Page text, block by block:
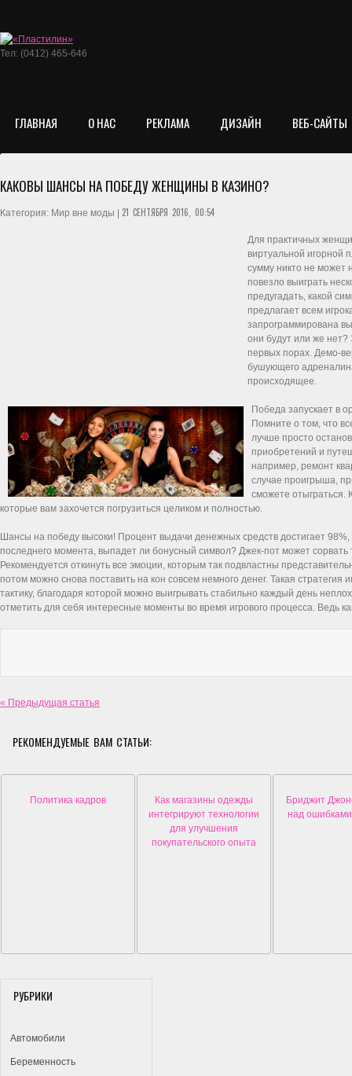
Тел: (0412) 465-646
ГЛАВНАЯ О НАС РЕКЛАМА ДИЗАЙН ВЕБ-САЙТЫ
КАКОВЫ ШАНСЫ НА ПОБЕДУ ЖЕНЩИНЫ В КАЗИНО?
Категория: Мир вне моды | 21 СЕНТЯБРЯ 2016, 00:54
Для практичных
виртуальной игорной
сумму никто не может
повезло выиграть
предугадать, какой
предлагает всем
запрограммирована
они будут или же
первых порах. Демо-
бушующего
происходящее.
Победа запускает в
Помните о том, что
лучше просто
приобретений и
например, ремонт
случае проигрыша,
сможете отыграться.
которые вам захочется погрузиться целиком и полностью.
Шансы на победу высоки! Процент выдачи денежных средств достигает 98%,
последнего момента, выпадет ли бонусный символ? Джек-пот может
Рекомендуется откинуть все эмоции, которым так подвластны
потом можно снова поставить на кон совсем немного денег. Такая
тактику, благодаря которой можно выигрывать стабильно каждый день
отметить для себя интересные моменты во время игрового процесса. Ведь
« Предыдущая статья
РЕКОМЕНДУЕМЫЕ ВАМ СТАТЬИ:
Политика кадров
Как магазины одежды
интегрируют технологии
для улучшения
покупательского опыта
Бриджит
над
РУБРИКИ
Автомобили
Беременность